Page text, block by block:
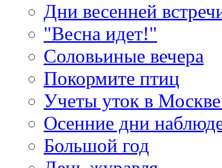
Дни весенней
"Весна идет!"
Соловьиные вечера
Покормите птиц
Учеты уток в
Осенние дни
Большой год